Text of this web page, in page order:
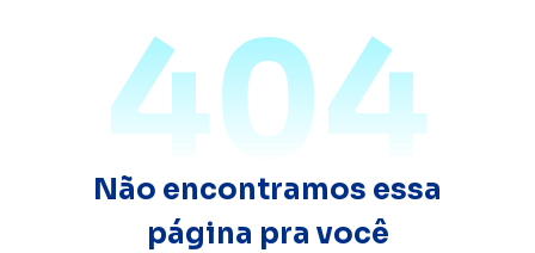
404
Não encontramos essa
página pra você